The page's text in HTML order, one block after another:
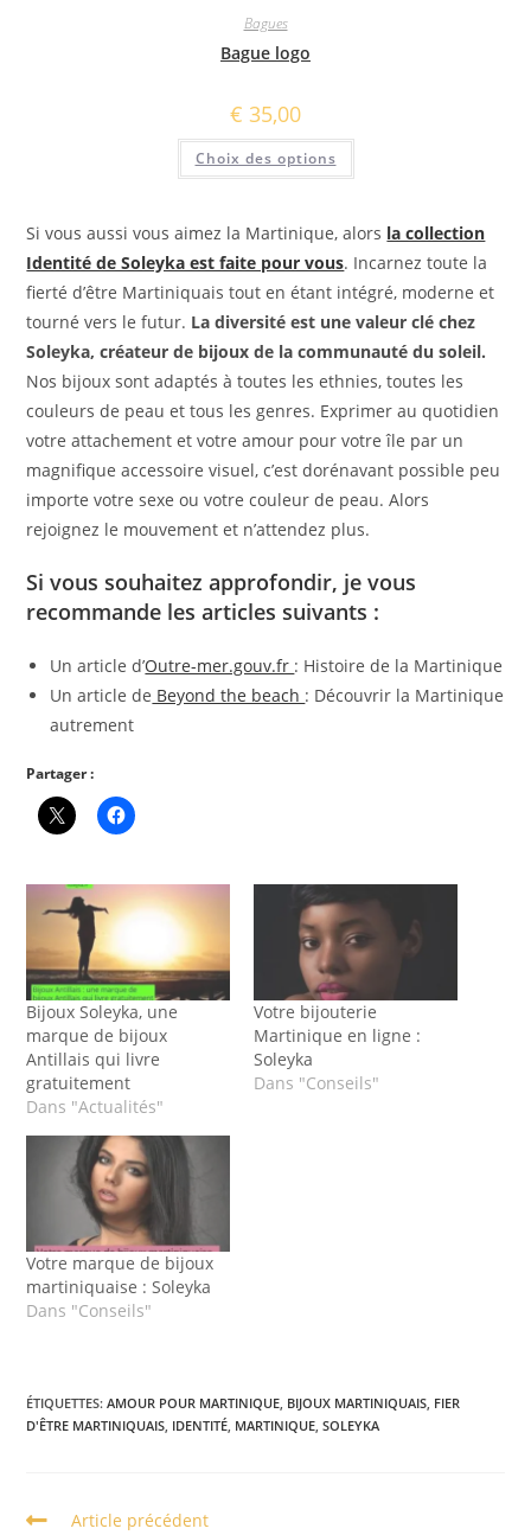
Bagues
Bague logo
€ 35,00
Choix des options
Ce
a
Les
options
peuvent
choisies
sur
la
page
du
produit
Si vous aussi vous aimez la Martinique, alors la collection
Identité de Soleyka est faite pour vous. Incarnez toute la
fierté d’être Martiniquais tout en étant intégré, moderne et
tourné vers le futur. La diversité est une valeur clé chez
Soleyka, créateur de bijoux de la communauté du soleil.
Nos bijoux sont adaptés à toutes les ethnies, toutes les
couleurs de peau et tous les genres. Exprimer au quotidien
votre attachement et votre amour pour votre île par un
magnifique accessoire visuel, c’est dorénavant possible peu
importe votre sexe ou votre couleur de peau. Alors
rejoignez le mouvement et n’attendez plus.
Si vous souhaitez approfondir, je vous
recommande les articles suivants :
Un article d’Outre-mer.gouv.fr : Histoire de la Martinique
Un article de Beyond the beach : Découvrir la Martinique
autrement
Partager :
Bijoux Soleyka, une
marque de bijoux
Antillais qui livre
gratuitement
Dans "Actualités"
Votre bijouterie
Martinique en ligne :
Soleyka
Dans "Conseils"
Votre marque de bijoux
martiniquaise : Soleyka
Dans "Conseils"
ÉTIQUETTES:AMOUR POUR MARTINIQUE BIJOUX MARTINIQUAIS FIER
D'ÊTRE MARTINIQUAIS IDENTITÉ MARTINIQUE SOLEYKA
Read
Article précédent